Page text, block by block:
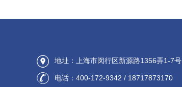
地址：上海市闵行区新源路1356弄1-7号
电话：400-172-9342 / 18717873170